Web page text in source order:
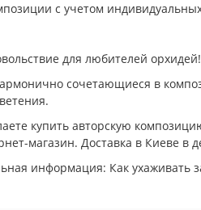
с учетом
для любителей орхидей!
сочетающиеся в
купить авторскую
магазин. Доставка в Киеве
информация: Как ухаживать